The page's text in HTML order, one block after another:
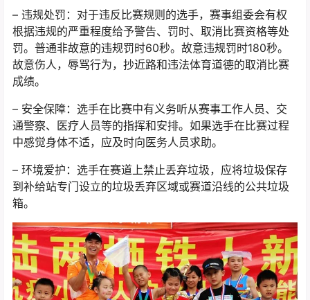
– 违规处罚：对于违反比赛规则的选手，赛事组委会有权
根据违规的严重程度给予警告、罚时、取消比赛资格等处
罚。普通非故意的违规罚时60秒。故意违规罚时180秒。
故意伤人，辱骂行为，抄近路和违法体育道德的取消比赛
成绩。
– 安全保障：选手在比赛中有义务听从赛事工作人员、交
通警察、医疗人员等的指挥和安排。如果选手在比赛过程
中感觉身体不适，应及时向医务人员求助。
– 环境爱护：选手在赛道上禁止丢弃垃圾，应将垃圾保存
到补给站专门设立的垃圾丢弃区域或赛道沿线的公共垃圾
箱。